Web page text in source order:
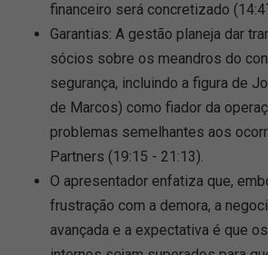
financeiro será concretizado
Garantias: A gestão planeja dar
sócios sobre os meandros do
segurança, incluindo a figura de
de Marcos) como fiador da
problemas semelhantes aos
Partners (19:15 - 21:13).
O apresentador enfatiza que,
frustração com a demora, a
avançada e a expectativa é que